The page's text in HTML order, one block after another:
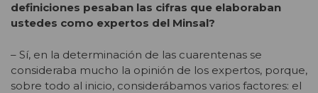
definiciones pesaban las cifras que elaboraban
ustedes como expertos del Minsal?
– Sí, en la determinación de las cuarentenas se
consideraba mucho la opinión de los expertos, porque,
sobre todo al inicio, considerábamos varios factores: el